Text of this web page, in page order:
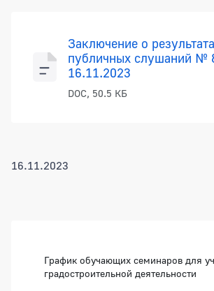
Заключение о
публичных слушаний №
16.11.2023
DOC, 50.5 КБ
16.11.2023
График обучающих семинаров для
градостроительной деятельности